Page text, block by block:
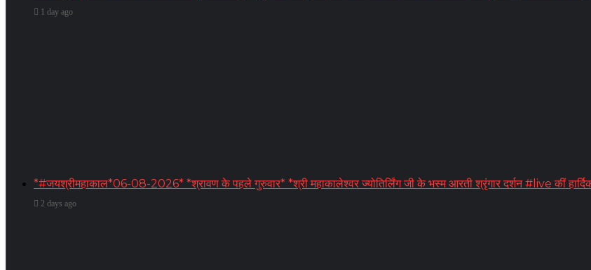
1 day ago
*#जयश्रीमहाकाल*06-08-2026* *श्रावण के पहले गुरुवार* *श्री महाकालेश्वर ज्योतिर्लिंग जी के भस्म आरती श्रृंगार दर्शन #live कीं
2 days ago